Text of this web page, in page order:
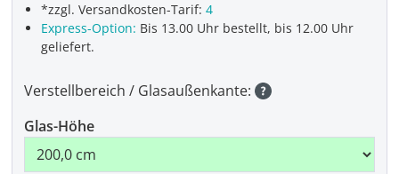
*zzgl. Versandkosten-Tarif:4
Express-Option: Bis 13.00 Uhr bestellt, bis 12.00 Uhr
geliefert.
Verstellbereich / Glasaußenkante:
Glas-Höhe